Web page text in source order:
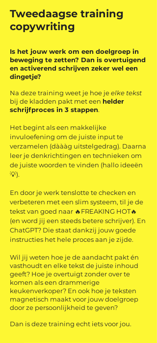
Tweedaagse training
copywriting
Is het jouw werk om een doelgroep in
beweging te zetten? Dan is overtuigend
en activerend schrijven zeker wel een
dingetje?
Na deze training weet je hoe jeelke tekst
bij de kladden pakt met een helder
schrijfproces in 3 stappen.
Het begint als een makkelijke
invuloefening om de juiste input te
verzamelen (dàààg uitstelgedrag). Daarna
leer je denkrichtingen en technieken om
de juiste woorden te vinden (hallo ideeën
💡).
En door je werk tenslotte te checken en
verbeteren met een slim systeem, til je de
tekst van goed naar 🔥FREAKING HOT🔥
(en word jij een steeds betere schrijver). En
ChatGPT? Die staat dankzij jouw goede
instructies het hele proces aan je zijde.⁠
Wil jij weten hoe je de aandacht pakt én
vasthoudt en elke tekst de juiste inhoud
geeft? Hoe je overtuigt zonder over te
komen als een drammerige
keukenverkoper? En ook hoe je teksten
magnetisch maakt voor jouw doelgroep
door ze persoonlijkheid te geven?
Dan is deze training echt iets voor jou.